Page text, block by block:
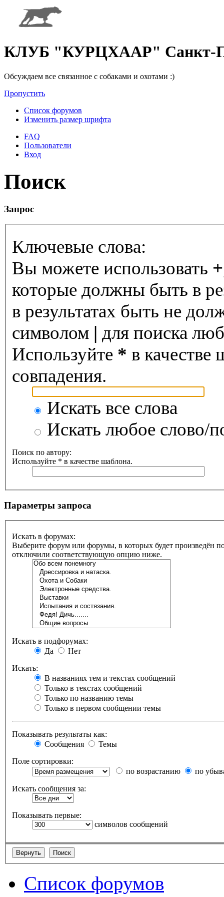
КЛУБ "КУРЦХААР" Санкт-
Обсуждаем все связанное с собаками и охотами :)
Пропустить
Список форумов
Изменить размер шрифта
FAQ
Пользователи
Вход
Поиск
Запрос
Ключевые слова:
Вы можете использовать +
которые должны быть в
в результатах быть не
символом | для поиска
Используйте * в качестве
совпадения.
Искать все слова
Искать любое слово/
Поиск по автору:
Используйте * в качестве шаблона.
Параметры запроса
Искать в форумах:
Выберите форум или форумы, в которых будет произведён
отключили соответствующую опцию ниже.
Искать в подфорумах:
Да
Нет
Искать:
В названиях тем и текстах сообщений
Только в текстах сообщений
Только по названию темы
Только в первом сообщении темы
Показывать результаты как:
Сообщения
Темы
Поле сортировки:
по возрастанию
по
Искать сообщения за:
Показывать первые:
символов сообщений
Список форумов